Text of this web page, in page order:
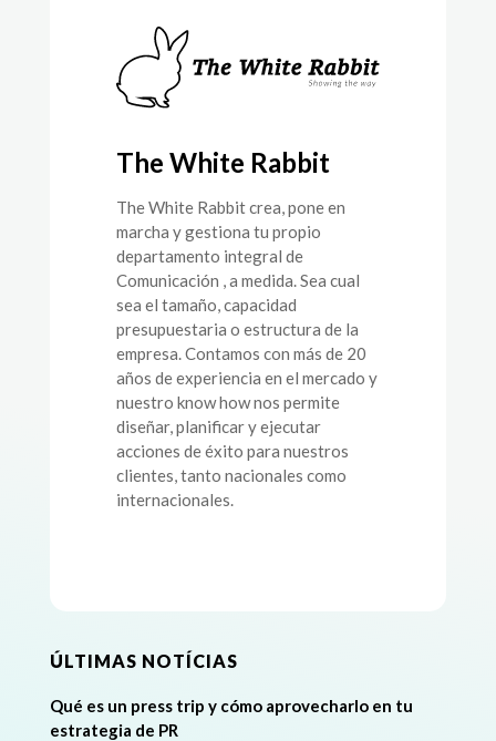
The White Rabbit
The White Rabbit crea, pone en
marcha y gestiona tu propio
departamento integral de
Comunicación , a medida. Sea cual
sea el tamaño, capacidad
presupuestaria o estructura de la
empresa. Contamos con más de 20
años de experiencia en el mercado y
nuestro know how nos permite
diseñar, planificar y ejecutar
acciones de éxito para nuestros
clientes, tanto nacionales como
internacionales.
ÚLTIMAS NOTÍCIAS
Qué es un press trip y cómo aprovecharlo en tu
estrategia de PR